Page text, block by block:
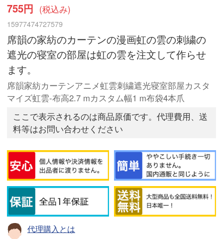
755円 (税込み)
15977474727579
席韻の家紡のカーテンの漫画虹の雲の刺繍の
遮光の寝室の部屋は虹の雲を注文して作らせ
ます。
席韻家紡カーテンアニメ虹雲刺繍遮光寝室部屋カスタ
マイズ虹雲-布高2.7 mカスタム幅1 m布袋4本爪
ここで表示されるのは商品原価です。代理費用、送
料等はお問い合わせください
代理購入とは